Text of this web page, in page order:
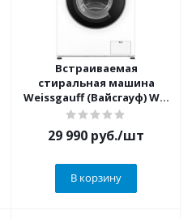
Встраиваемая
стиральная машина
Weissgauff (Вайсгауф) WM
4506 LED
29 990 руб./шт
В корзину